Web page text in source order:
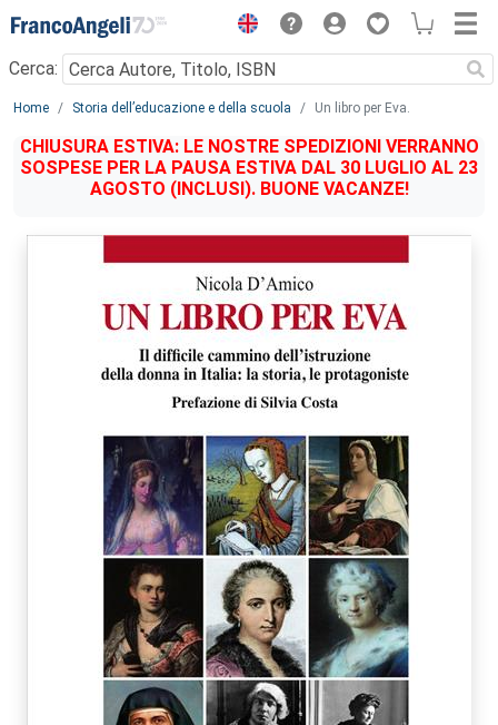
Menu
Cerca:
Main content
Home Storia dell’educazione e della scuola Un libro per Eva.
CHIUSURA ESTIVA: LE NOSTRE SPEDIZIONI VERRANNO
SOSPESE PER LA PAUSA ESTIVA DAL 30 LUGLIO AL 23
AGOSTO (INCLUSI). BUONE VACANZE!